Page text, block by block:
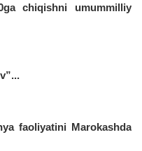
chiqishni umummilliy
faoliyatini Marokashda